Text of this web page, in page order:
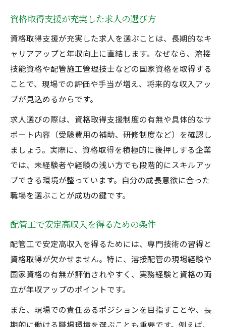
資格取得支援が充実した求人の選び方
資格取得支援が充実した求人を選ぶことは、長期的なキ
ャリアアップと年収向上に直結します。なぜなら、溶接
技能資格や配管施工管理技士などの国家資格を取得する
ことで、現場での評価や手当が増え、将来的な収入アッ
プが見込めるからです。
求人選びの際は、資格取得支援制度の有無や具体的なサ
ポート内容（受験費用の補助、研修制度など）を確認し
ましょう。実際に、資格取得を積極的に後押しする企業
では、未経験者や経験の浅い方でも段階的にスキルアッ
プできる環境が整っています。自分の成長意欲に合った
職場を選ぶことが成功の鍵です。
配管工で安定高収入を得るための条件
配管工で安定高収入を得るためには、専門技術の習得と
資格取得が欠かせません。特に、溶接配管の現場経験や
国家資格の有無が評価されやすく、実務経験と資格の両
立が年収アップのポイントです。
また、現場での責任あるポジションを目指すことや、長
期的に働ける職場環境を選ぶことも重要です。例えば、